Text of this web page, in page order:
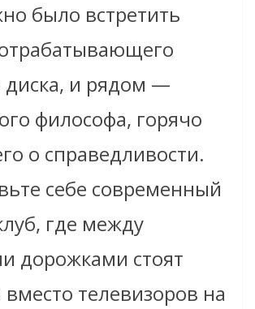
было встретить
диска, и рядом —
философа, горячо
о справедливости.
себе современный
где между
дорожками стоят
телевизоров на